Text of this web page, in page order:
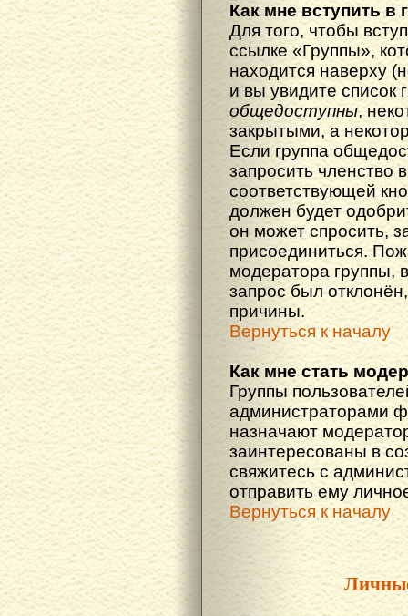
Как мне вступить в
Для того, чтобы
ссылке «Группы»,
находится наверху
и вы увидите список
общедоступны,
закрытыми, а
Если группа
запросить членство
соответствующей
должен будет
он может спросить,
присоединиться.
модератора группы,
запрос был
причины.
Вернуться к началу
Как мне стать
Группы
администраторами
назначают
заинтересованы в
свяжитесь с
отправить ему
Вернуться к началу